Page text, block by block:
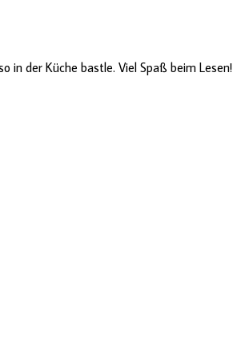
in der Küche bastle. Viel Spaß beim Lesen!